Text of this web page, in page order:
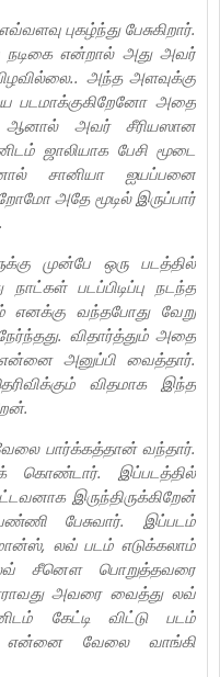
புகழ்ந்து பேசுகிறார்.
என்றால் அது அவர்
அந்த அளவுக்கு
படமாக்குகிறேனோ அதை
ஆனால் அவர் சீரியஸான
ஜாலியாக பேசி மூடை
சானியா ஐயப்பனை
அதே மூடில் இருப்பார்
முன்பே ஒரு படத்தில்
படப்பிடிப்பு நடந்த
எனக்கு வந்தபோது வேறு
விதார்த்தும் அதை
அனுப்பி வைத்தார்.
விதமாக இந்த
பார்க்கத்தான் வந்தார்.
கொண்டார். இப்படத்தில்
இருந்திருக்கிறேன்
பேசுவார். இப்படம்
லவ் படம் எடுக்கலாம்
சீனௌ பொறுத்தவரை
அவரை வைத்து லவ்
கேட்டி விட்டு படம்
என்னை வேலை வாங்கி